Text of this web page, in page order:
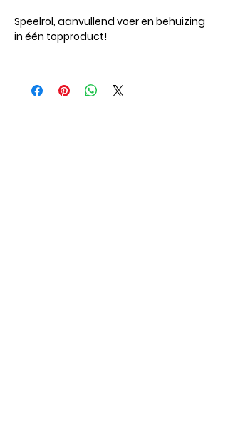
Speelrol, aanvullend voer en behuizing
in één topproduct!
lenterollen, met hooi, bloemen en
kruiden. Vers van de bergeweide.